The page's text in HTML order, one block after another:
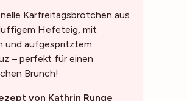
Karfreitagsbrötchen aus
Hefeteig, mit
und aufgespritztem
– perfekt für einen
Brunch!
von Kathrin Runge